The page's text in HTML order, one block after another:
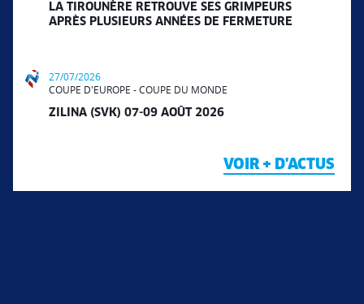
LA TIROUNÈRE RETROUVE SES GRIMPEURS
APRÈS PLUSIEURS ANNÉES DE FERMETURE
27/07/2026
COUPE D'EUROPE - COUPE DU MONDE
ZILINA (SVK) 07-09 AOÛT 2026
VOIR + D'ACTUS